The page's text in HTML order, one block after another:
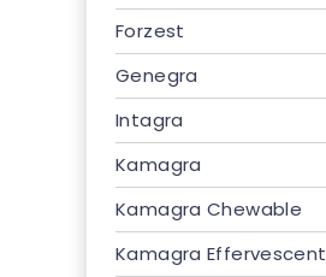
Forzest
Genegra
Intagra
Kamagra
Kamagra Chewable
Kamagra Effervescent